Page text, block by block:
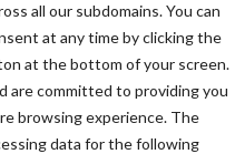
all our subdomains. You can
at any time by clicking the
at the bottom of your screen.
are committed to providing you
browsing experience. The
data for the following
dat we daadwerkelijk
Als wij van mening zijn
dat het kabinet deze
perspectief biedt,